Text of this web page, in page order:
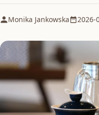
Monika Jankowska 2026-